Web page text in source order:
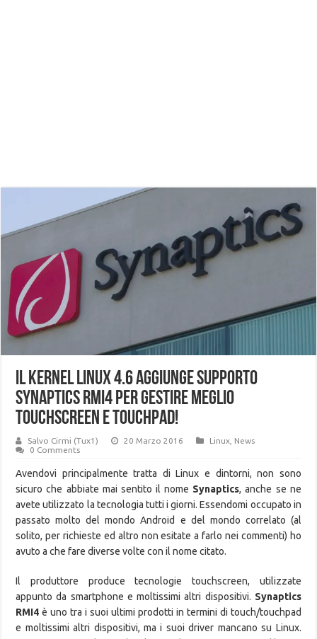
Il Kernel linux 4.6 aggiunge supporto
Synaptics RMI4 per gestire meglio
touchscreen e touchpad!
Salvo Cirmi (Tux1) 20 Marzo 2016 Linux News
0 Comments
Avendovi principalmente tratta di Linux e dintorni, non sono
sicuro che abbiate mai sentito il nome Synaptics, anche se ne
avete utilizzato la tecnologia tutti i giorni. Essendomi occupato in
passato molto del mondo Android e del mondo correlato (al
solito, per richieste ed altro non esitate a farlo nei commenti) ho
avuto a che fare diverse volte con il nome citato.
Il produttore produce tecnologie touchscreen, utilizzate
appunto da smartphone e moltissimi altri dispositivi. Synaptics
RMI4 è uno tra i suoi ultimi prodotti in termini di touch/touchpad
e moltissimi altri dispositivi, ma i suoi driver mancano su Linux.